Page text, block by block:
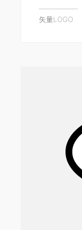
矢量LOGO